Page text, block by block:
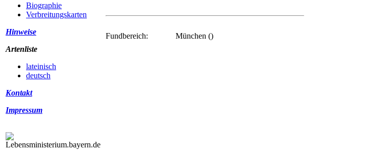
Biographie
Verbreitungskarten
Hinweise
Artenliste
lateinisch
deutsch
Kontakt
Impressum
Fundbereich: München ()